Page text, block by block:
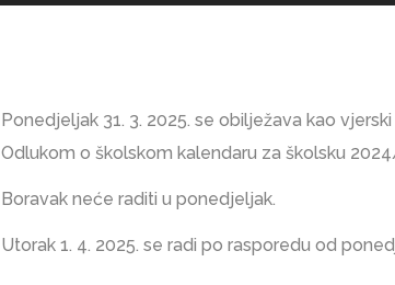
Ponedjeljak 31. 3. 2025. se obilježava kao
Odlukom o školskom kalendaru za školsku
Boravak neće raditi u ponedjeljak.
Utorak 1. 4. 2025. se radi po rasporedu od